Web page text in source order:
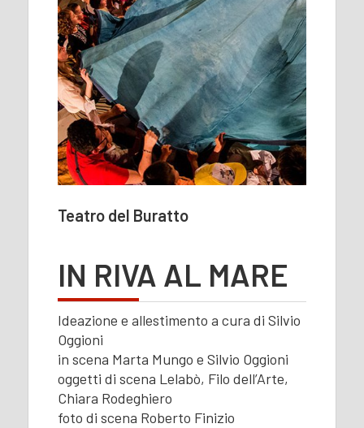
Teatro del Buratto
IN RIVA AL MARE
Ideazione e allestimento a cura di Silvio
Oggioni
in scena Marta Mungo e Silvio Oggioni
oggetti di scena Lelabò, Filo dell’Arte,
Chiara Rodeghiero
foto di scena Roberto Finizio